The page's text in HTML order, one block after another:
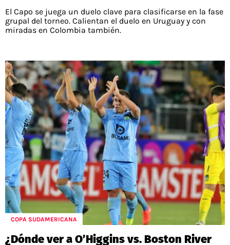
El Capo se juega un duelo clave para clasificarse en la fase
grupal del torneo. Calientan el duelo en Uruguay y con
miradas en Colombia también.
COPA SUDAMERICANA
¿Dónde ver a O’Higgins vs. Boston River